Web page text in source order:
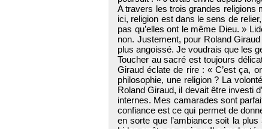
A travers les trois grandes religions
ici, religion est dans le sens de
pas qu’elles ont le même Dieu. »
non. Justement, pour Roland
plus angoissé. Je voudrais que les
Toucher au sacré est toujours
Giraud éclate de rire : « C’est ça,
philosophie, une religion ? La
Roland Giraud, il devait être investi
internes. Mes camarades sont
confiance est ce qui permet de
en sorte que l’ambiance soit la